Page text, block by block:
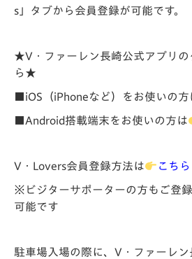
s」タブから会員登録が可能です。
★V・ファーレン長崎公式アプリの
ら★
■iOS（iPhoneなど）をお使いの方
■Android搭載端末をお使いの方は
V・Lovers会員登録方法は こちら
※ビジターサポーターの方もご登
可能です
駐車場入場の際に、V・ファーレ